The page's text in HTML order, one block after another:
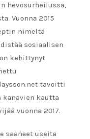
hevosurheilussa,
Vuonna 2015
nimeltä
sosiaalisen
kehittynyt
tavoitti
kanavien kautta
vuonna 2017.
saaneet useita